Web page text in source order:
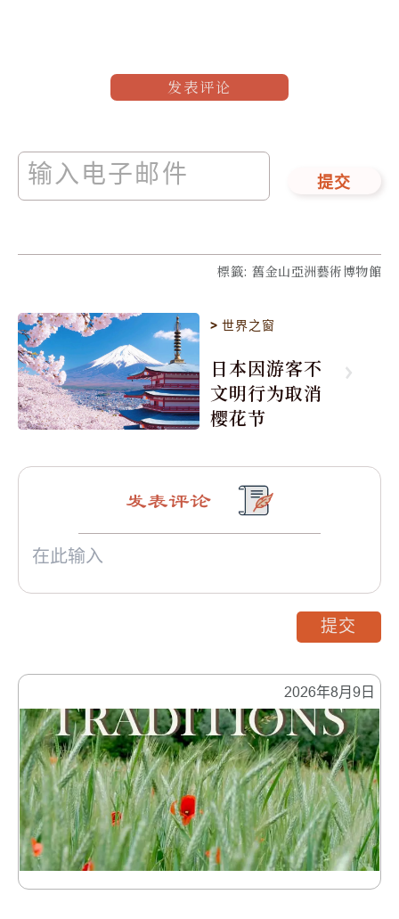
发表评论
提交
標籤: 舊金山亞洲藝術博物館
>世界之窗
日本因游客不
文明行为取消
樱花节
2026年8月9日
发表评论
提交